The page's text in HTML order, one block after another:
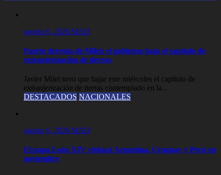
agosto 6, 2026 MAD
Fuerte derrota de Milei: el gobierno baja el capítulo de
extranjerización de tierras
Javier Milei tuvo que bajar este miércoles el capítulo de
extranjerización de tierras contemplado en la...
DESTACADOS NACIONALES
agosto 6, 2026 MAD
El papa León XIV visitará Argentina, Uruguay y Perú en
noviembre